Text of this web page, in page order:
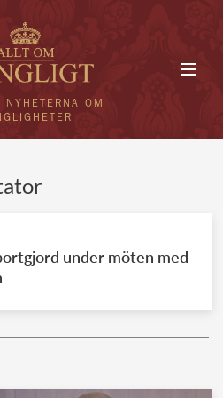
NYHETERNA OM
KUNGAHUS
kungahuset
under möten med